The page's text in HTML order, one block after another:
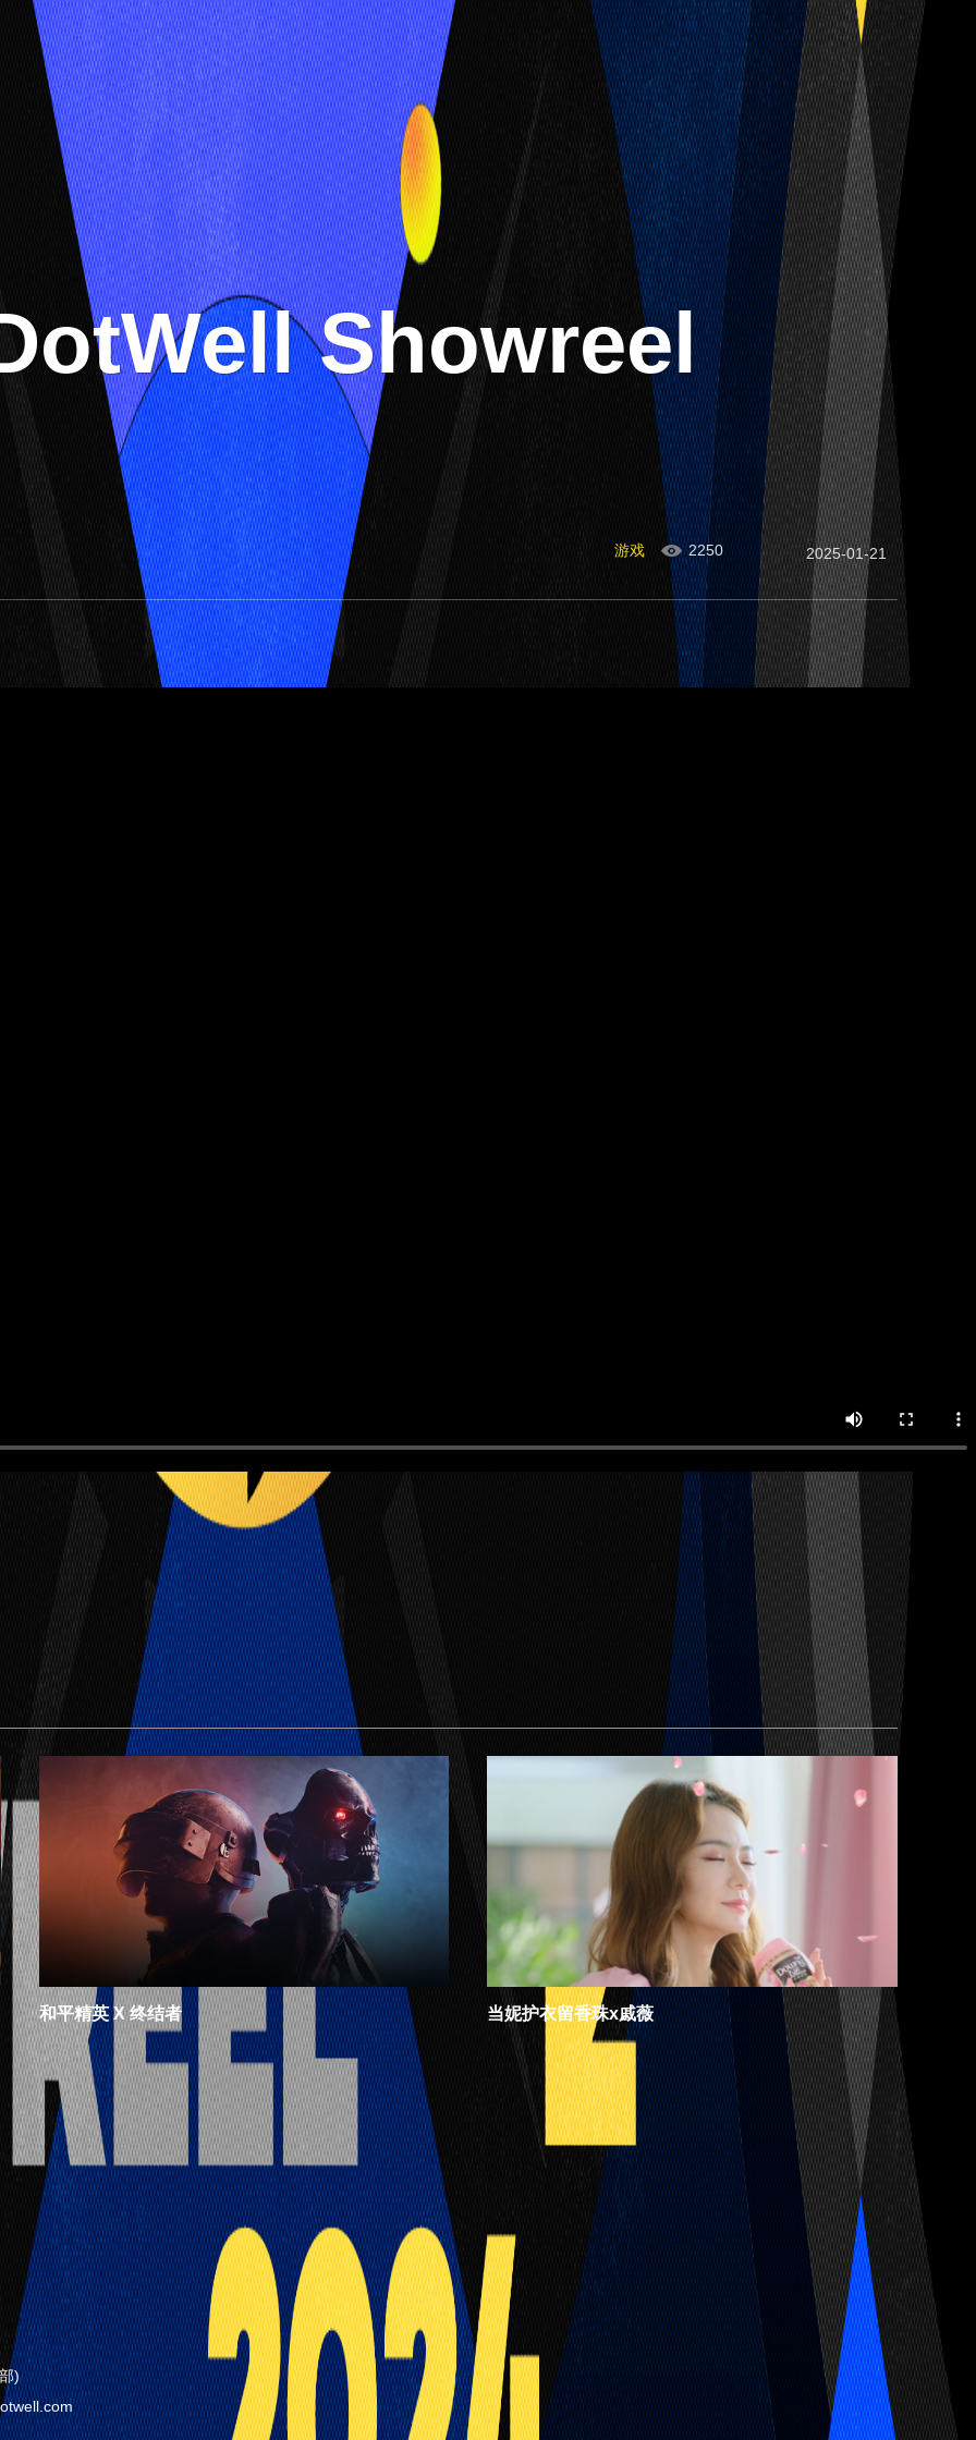
Showreel
游戏 2250 2025-01-21
和平精英 X 终结者 当妮护衣留香珠x戚薇
)